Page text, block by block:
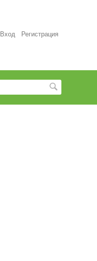
Вход Регистрация